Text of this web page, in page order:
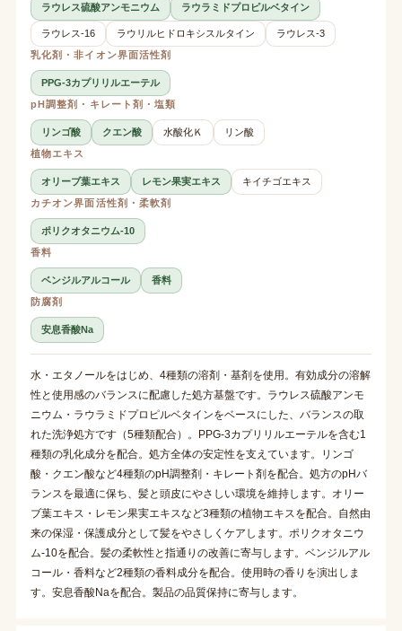
ラウレス硫酸アンモニウム ラウラミドプロピルベタイン
ラウレス-16 ラウリルヒドロキシスルタイン
ラウレス-3
乳化剤・非イオン界面活性剤
PPG-3カプリリルエーテル
pH調整剤・キレート剤・塩類
リンゴ酸 クエン酸 水酸化Ｋ
リン酸
植物エキス
オリーブ葉エキス レモン果実エキス
キイチゴエキス
カチオン界面活性剤・柔軟剤
ポリクオタニウム-10
香料
ベンジルアルコール
香料
防腐剤
安息香酸Na
水・エタノールをはじめ、4種類の溶剤・基剤を使用。有効成分の溶解
性と使用感のバランスに配慮した処方基盤です。ラウレス硫酸アンモ
ニウム・ラウラミドプロピルベタインをベースにした、バランスの取
れた洗浄処方です（5種類配合）。PPG-3カプリリルエーテルを含む1
種類の乳化成分を配合。処方全体の安定性を支えています。リンゴ
酸・クエン酸など4種類のpH調整剤・キレート剤を配合。処方のpHバ
ランスを最適に保ち、髪と頭皮にやさしい環境を維持します。オリー
ブ葉エキス・レモン果実エキスなど3種類の植物エキスを配合。自然由
来の保湿・保護成分として髪をやさしくケアします。ポリクオタニウ
ム-10を配合。髪の柔軟性と指通りの改善に寄与します。ベンジルアル
コール・香料など2種類の香料成分を配合。使用時の香りを演出しま
す。安息香酸Naを配合。製品の品質保持に寄与します。